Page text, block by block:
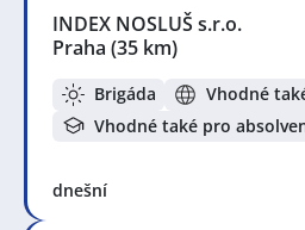
INDEX NOSLUŠ s.r.o.
Praha (35 km)
Brigáda
Vhodné
Vhodné také pro
dnešní